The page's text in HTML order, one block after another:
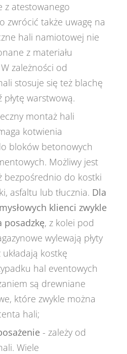
z atestowanego
zwrócić także uwagę na
hali namiotowej nie
z materiału
zależności od
stosuje się też blachę
warstwową.
montaż hali
kotwienia
bloków betonowych
Możliwy jest
bezpośrednio do kostki
asfaltu lub tłucznia. Dla
klienci zwykle
posadzkę, z kolei pod
wylewają płyty
kostkę
hal eventowych
są drewniane
które zwykle można
hali;
- zależy od
Wiele